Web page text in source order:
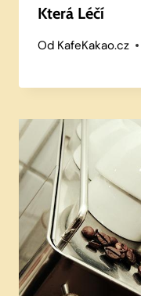
Která Léčí
Od KafeKakao.cz